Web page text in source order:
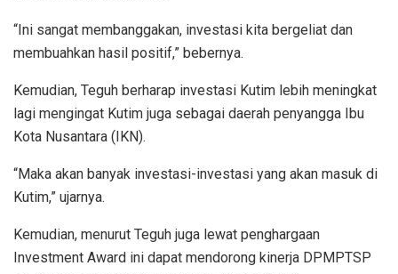
“Ini sangat membanggakan, investasi kita bergeliat dan
membuahkan hasil positif,” bebernya.
Kemudian, Teguh berharap investasi Kutim lebih meningkat
lagi mengingat Kutim juga sebagai daerah penyangga Ibu
Kota Nusantara (IKN).
“Maka akan banyak investasi-investasi yang akan masuk di
Kutim,” ujarnya.
Kemudian, menurut Teguh juga lewat penghargaan
Investment Award ini dapat mendorong kinerja DPMPTSP